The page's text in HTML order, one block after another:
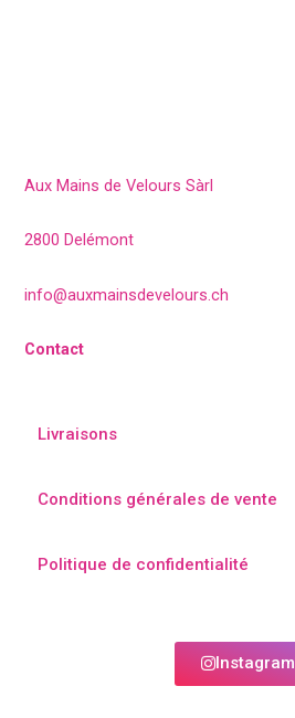
Aux Mains de Velours Sàrl
2800 Delémont
info@auxmainsdevelours.ch
Contact
Livraisons
Conditions générales de vente
Politique de confidentialité
Instagram